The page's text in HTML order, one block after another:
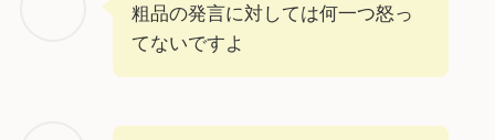
粗品の発言に対しては何一つ怒っ
てないですよ